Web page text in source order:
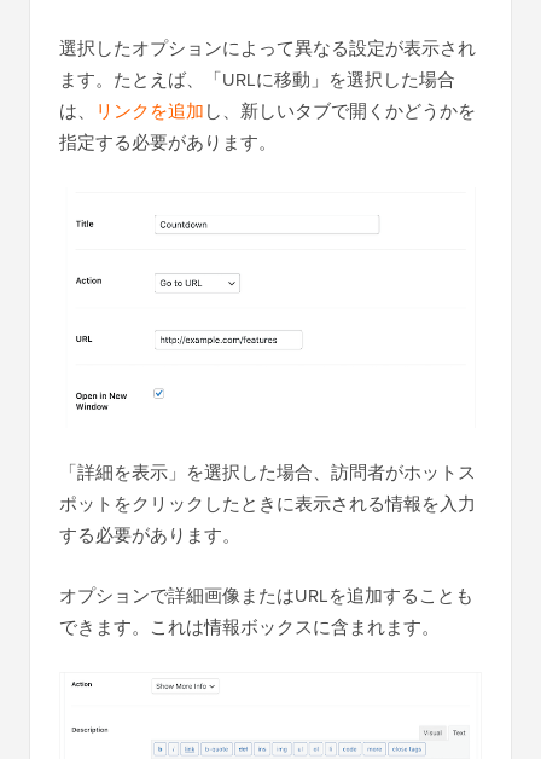
選択したオプションによって異なる設定が表示され
ます。たとえば、「URLに移動」を選択した場合
は、
リンクを追加し、新しいタブで開くかどうかを
指定する必要があります。
「詳細を表示」を選択した場合、訪問者がホットス
ポットをクリックしたときに表示される情報を入力
する必要があります。
オプションで詳細画像またはURLを追加することも
できます。これは情報ボックスに含まれます。